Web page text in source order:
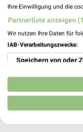
Ihre Einwilligung und die
Partnerliste anzeigen
Wir nutzen Ihre Daten für
IAB-Verarbeitungszwecke:
Speichern von oder
Verwendung
Erstellung von